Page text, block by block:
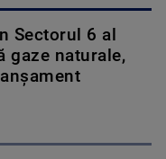
Sectorul 6 al
gaze naturale,